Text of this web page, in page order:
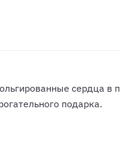
сердца в
подарка.